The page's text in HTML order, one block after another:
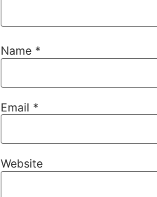
Name *
Email *
Website